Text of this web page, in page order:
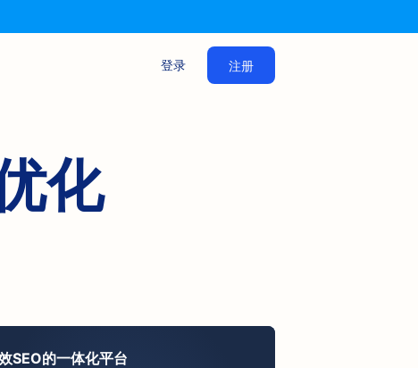
登录 注册
化
SEO的一体化平台